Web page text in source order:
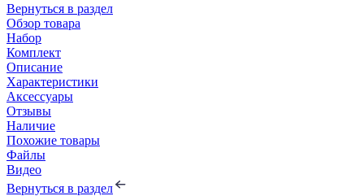
Вернуться в раздел
Обзор товара
Набор
Комплект
Описание
Характеристики
Аксессуары
Отзывы
Наличие
Похожие товары
Файлы
Видео
Вернуться в раздел